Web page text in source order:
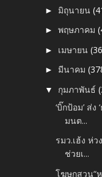
► มิถุนายน
►พฤษภาคม
► เมษายน
► มีนาคม
▼ กุมภาพันธ์
‘บิ๊กป้อม’ ส่
มนต...
รมว.เฮ้ง ห่
ช่วยเ...
โฆษกสวน“